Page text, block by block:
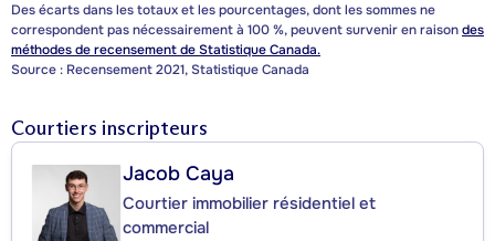
Des écarts dans les totaux et les pourcentages, dont les sommes ne
correspondent pas nécessairement à 100 %, peuvent survenir en raisondes
méthodes de recensement de Statistique Canada.
Source : Recensement 2021, Statistique Canada
Courtiers inscripteurs
Jacob Caya
Courtier immobilier résidentiel et
commercial